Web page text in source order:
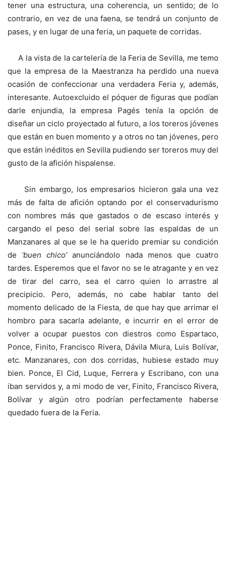
tener una estructura, una coherencia, un sentido; de lo
contrario, en vez de una faena, se tendrá un conjunto de
pases, y en lugar de una feria, un paquete de corridas.
A la vista de la cartelería de la Feria de Sevilla, me temo
que la empresa de la Maestranza ha perdido una nueva
ocasión de confeccionar una verdadera Feria y, además,
interesante. Autoexcluido el póquer de figuras que podían
darle enjundia, la empresa Pagés tenía la opción de
diseñar un ciclo proyectado al futuro, a los toreros jóvenes
que están en buen momento y a otros no tan jóvenes, pero
que están inéditos en Sevilla pudiendo ser toreros muy del
gusto de la afición hispalense.
Sin embargo, los empresarios hicieron gala una vez
más de falta de afición optando por el conservadurismo
con nombres más que gastados o de escaso interés y
cargando el peso del serial sobre las espaldas de un
Manzanares al que se le ha querido premiar su condición
de ‘buen chico’anunciándolo nada menos que cuatro
tardes. Esperemos que el favor no se le atragante y en vez
de tirar del carro, sea el carro quien lo arrastre al
precipicio. Pero, además, no cabe hablar tanto del
momento delicado de la Fiesta, de que hay que arrimar el
hombro para sacarla adelante, e incurrir en el error de
volver a ocupar puestos con diestros como Espartaco,
Ponce, Finito, Francisco Rivera, Dávila Miura, Luis Bolívar,
etc. Manzanares, con dos corridas, hubiese estado muy
bien. Ponce, El Cid, Luque, Ferrera y Escribano, con una
iban servidos y, a mi modo de ver, Finito, Francisco Rivera,
Bolívar y algún otro podrían perfectamente haberse
quedado fuera de la Feria.